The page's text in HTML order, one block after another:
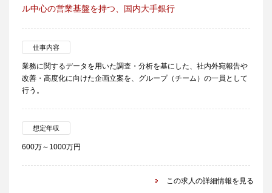
ル中心の営業基盤を持つ、国内大手銀行
仕事内容
業務に関するデータを用いた調査・分析を基にした、社内外宛報告や
改善・高度化に向けた企画立案を、グループ（チーム）の一員として
行う。
想定年収
600万～1000万円
この求人の詳細情報を見る